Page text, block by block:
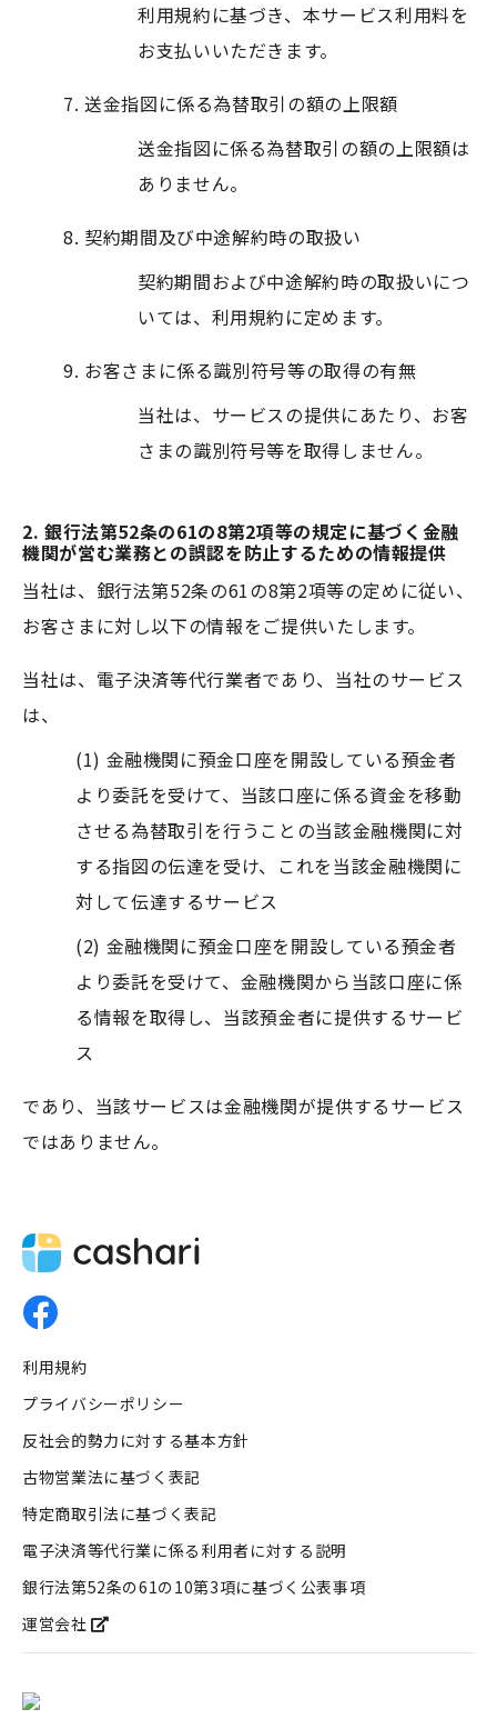
利用規約に基づき、本サービス利用料を
お支払いいただきます。
送金指図に係る為替取引の額の上限額
送金指図に係る為替取引の額の上限額は
ありません。
契約期間及び中途解約時の取扱い
契約期間および中途解約時の取扱いにつ
いては、利用規約に定めます。
お客さまに係る識別符号等の取得の有無
当社は、サービスの提供にあたり、お客
さまの識別符号等を取得しません。
2. 銀行法第52条の61の8第2項等の規定に基づく金融
機関が営む業務との誤認を防止するための情報提供
当社は、銀行法第52条の61の8第2項等の定めに従い、
お客さまに対し以下の情報をご提供いたします。
当社は、電子決済等代行業者であり、当社のサービス
は、
(1) 金融機関に預金口座を開設している預金者
より委託を受けて、当該口座に係る資金を移動
させる為替取引を行うことの当該金融機関に対
する指図の伝達を受け、これを当該金融機関に
対して伝達するサービス
(2) 金融機関に預金口座を開設している預金者
より委託を受けて、金融機関から当該口座に係
る情報を取得し、当該預金者に提供するサービ
ス
であり、当該サービスは金融機関が提供するサービス
ではありません。
利用規約
プライバシーポリシー
反社会的勢力に対する基本方針
古物営業法に基づく表記
特定商取引法に基づく表記
電子決済等代行業に係る利用者に対する説明
銀行法第52条の61の10第3項に基づく公表事項
運営会社